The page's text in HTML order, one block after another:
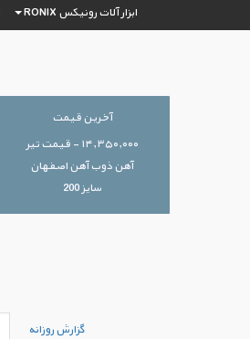
ابزار آلات رونیکس RONIX
آخرین قیمت
۱۴,۳۵۰,۰۰۰ - قیمت تیر
آهن ذوب آهن اصفهان
سایز 200
گزارش روزانه